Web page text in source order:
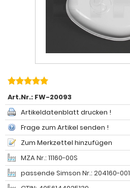
Art.Nr.: FW-20093
Artikeldatenblatt drucken !
Frage zum Artikel senden !
Zum Merkzettel hinzufügen
MZA Nr.: 11160-00S
passende Simson Nr.: 204160-001